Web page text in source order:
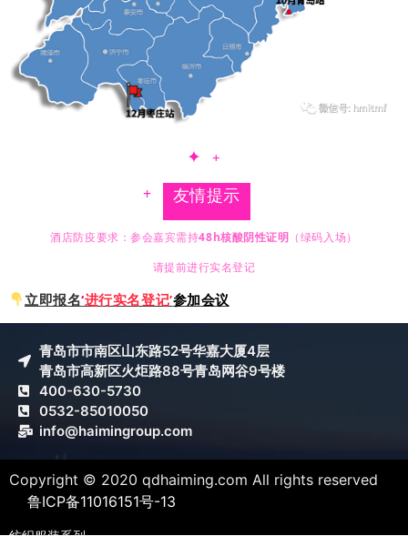
✦ +
+ 友情提示
酒店防疫要求：参会嘉宾需持48h核酸阴性证明 （绿码入场）
请提前进行实名登记
立即报名‘进行实名登记’参加会议
青岛市市南区山东路52号华嘉大厦4层
青岛市高新区火炬路88号青岛网谷9号楼
400-630-5730
0532-85010050
info@haimingroup.com
Copyright © 2020 qdhaiming.com All rights reserved
鲁ICP备11016151号-13